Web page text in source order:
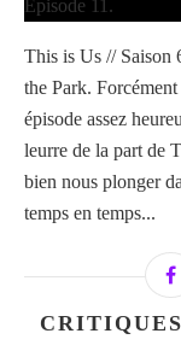
This is Us // Saison
the Park.
épisode assez
leurre de la part de
bien nous plonger
temps en temps...